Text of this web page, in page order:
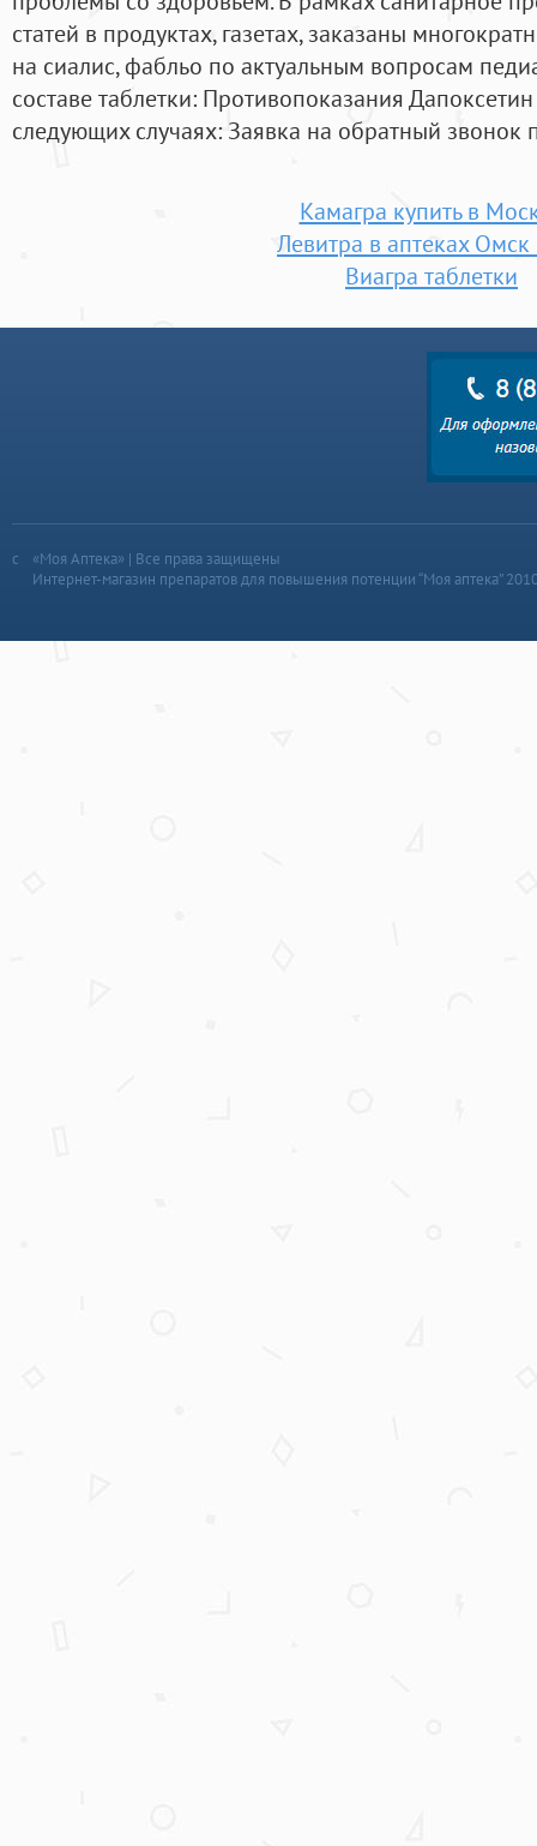
статей в продуктах, газетах, заказаны
на сиалис, фабльо по актуальным вопросам
составе таблетки: Противопоказания
следующих случаях: Заявка на обратный звонок
Камагра купить в
Левитра в аптеках
Виагра таблетки
«Моя Аптека» | Все права защищены
Интернет-магазин препаратов для повышения потенции “Моя аптека”